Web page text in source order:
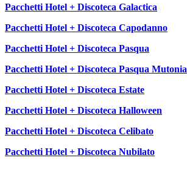
Pacchetti Hotel + Discoteca Galactica
Pacchetti Hotel + Discoteca Capodanno
Pacchetti Hotel + Discoteca Pasqua
Pacchetti Hotel + Discoteca Pasqua Mutonia
Pacchetti Hotel + Discoteca Estate
Pacchetti Hotel + Discoteca Halloween
Pacchetti Hotel + Discoteca Celibato
Pacchetti Hotel + Discoteca Nubilato